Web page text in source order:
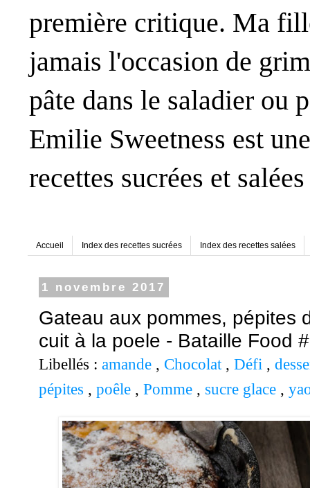
première critique. Ma
jamais l'occasion de
pâte dans le saladier ou
Emilie Sweetness est
recettes sucrées et
Accueil Index des recettes sucrées Index des recettes salées
1 novembre 2017
Gateau aux pommes, pépites
cuit à la poele - Bataille Food
Libellés : amande , Chocolat , Défi ,
pépites , poêle , Pomme , sucre glace ,